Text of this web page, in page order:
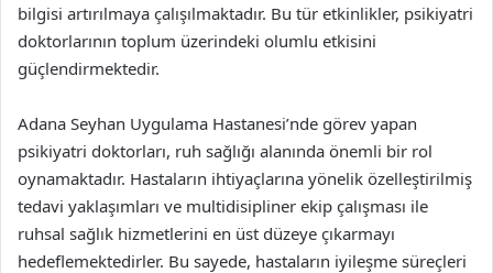
bilgisi artırılmaya çalışılmaktadır. Bu tür etkinlikler, psikiyatri
doktorlarının toplum üzerindeki olumlu etkisini
güçlendirmektedir.
Adana Seyhan Uygulama Hastanesi’nde görev yapan
psikiyatri doktorları, ruh sağlığı alanında önemli bir rol
oynamaktadır. Hastaların ihtiyaçlarına yönelik özelleştirilmiş
tedavi yaklaşımları ve multidisipliner ekip çalışması ile
ruhsal sağlık hizmetlerini en üst düzeye çıkarmayı
hedeflemektedirler. Bu sayede, hastaların iyileşme süreçleri